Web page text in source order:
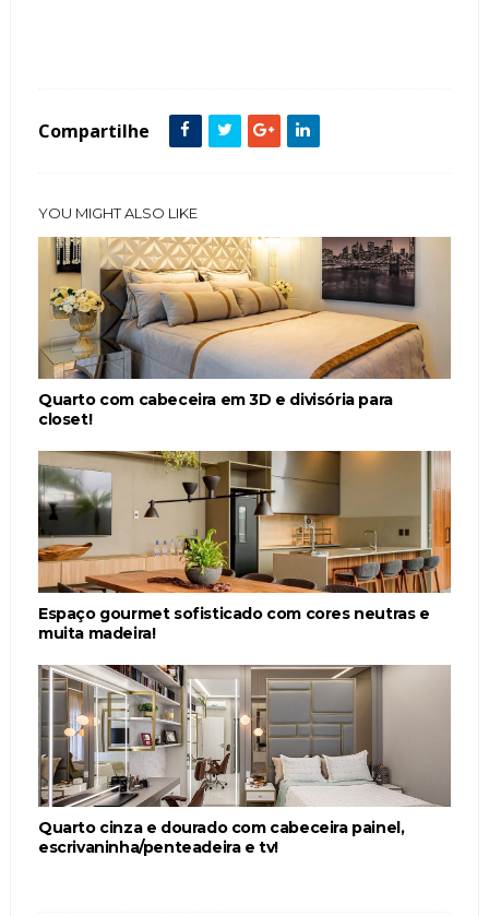
Compartilhe
YOU MIGHT ALSO LIKE
Quarto com cabeceira em 3D e divisória para
closet!
Espaço gourmet sofisticado com cores neutras e
muita madeira!
Quarto cinza e dourado com cabeceira painel,
escrivaninha/penteadeira e tv!